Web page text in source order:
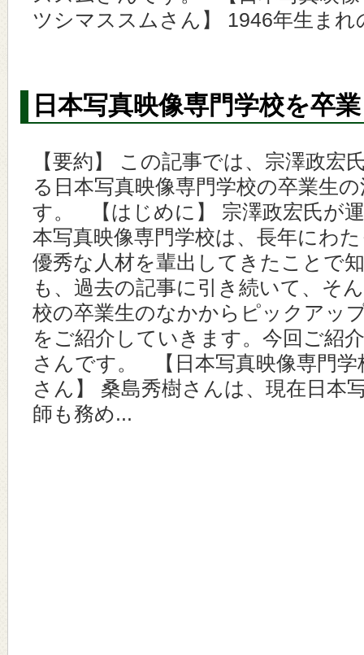
ツシマススムさん】 1946年生ま
日本写真映像専門学校を卒
【要約】 この記事では、宗澤政宏
る日本写真映像専門学校の卒業生
す。 【はじめに】 宗澤政宏氏が
本写真映像専門学校は、長年にわ
優秀な人材を輩出してきたことで
も、過去の記事に引き続いて、そ
校の卒業生のなかからピックアッ
をご紹介していきます。今回ご紹
さんです。 【日本写真映像専門学
さん】 桑島秀樹さんは、現在日本
師も務め...